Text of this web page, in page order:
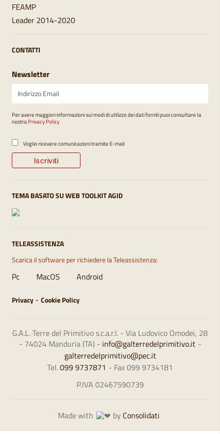
FEAMP
Leader 2014-2020
CONTATTI
Newsletter
Per avere maggiori informazioni sui modi di utilizzo dei dati forniti puoi consultare la
nostraPrivacy Policy
Voglio ricevere comunicazioni tramite E-mail
TEMA BASATO SU WEB TOOLKIT AGID
TELEASSISTENZA
Scarica il software per richiedere la Teleassistenza:
Pc MacOS Android
Privacy - Cookie Policy
G.A.L. Terre del Primitivo s.c.a.r.l. - Via Ludovico Omodei, 28
- 74024 Manduria (TA) - info@galterredelprimitivo.it -
galterredelprimitivo@pec.it
Tel.099 9737871 - Fax 099 9734181
P.IVA 02467590739
Made with by Consolidati